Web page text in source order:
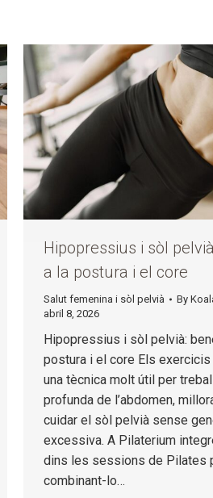
Hipopressius i sòl
a la postura i el core
Salut femenina i sòl pelvià By
abril 8, 2026
Hipopressius i sòl pelvià:
postura i el core Els
una tècnica molt útil per
profunda de l’abdomen,
cuidar el sòl pelvià sense
excessiva. A Pilaterium
dins les sessions de Pilates
combinant-lo…